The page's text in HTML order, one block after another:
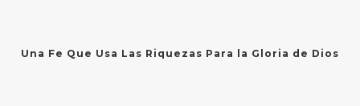
Una Fe Que Usa Las Riquezas Para la Gloria de Dios